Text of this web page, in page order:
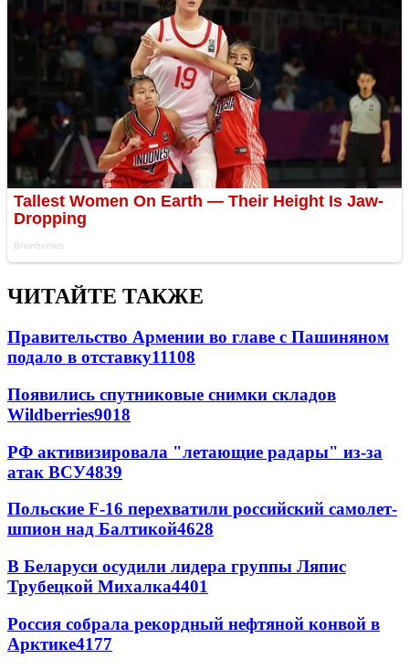
ЧИТАЙТЕ ТАКЖЕ
Правительство Армении во главе с Пашиняном
подало в отставку11108
Появились спутниковые снимки складов
Wildberries9018
РФ активизировала "летающие радары" из-за
атак ВСУ4839
Польские F-16 перехватили российский самолет-
шпион над Балтикой4628
В Беларуси осудили лидера группы Ляпис
Трубецкой Михалка4401
Россия собрала рекордный нефтяной конвой в
Арктике4177